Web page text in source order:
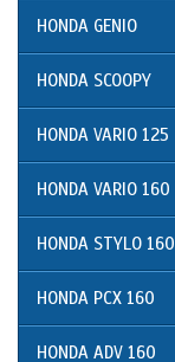
HONDA GENIO
HONDA SCOOPY
HONDA VARIO 125
HONDA VARIO 160
HONDA STYLO 160
HONDA PCX 160
HONDA ADV 160